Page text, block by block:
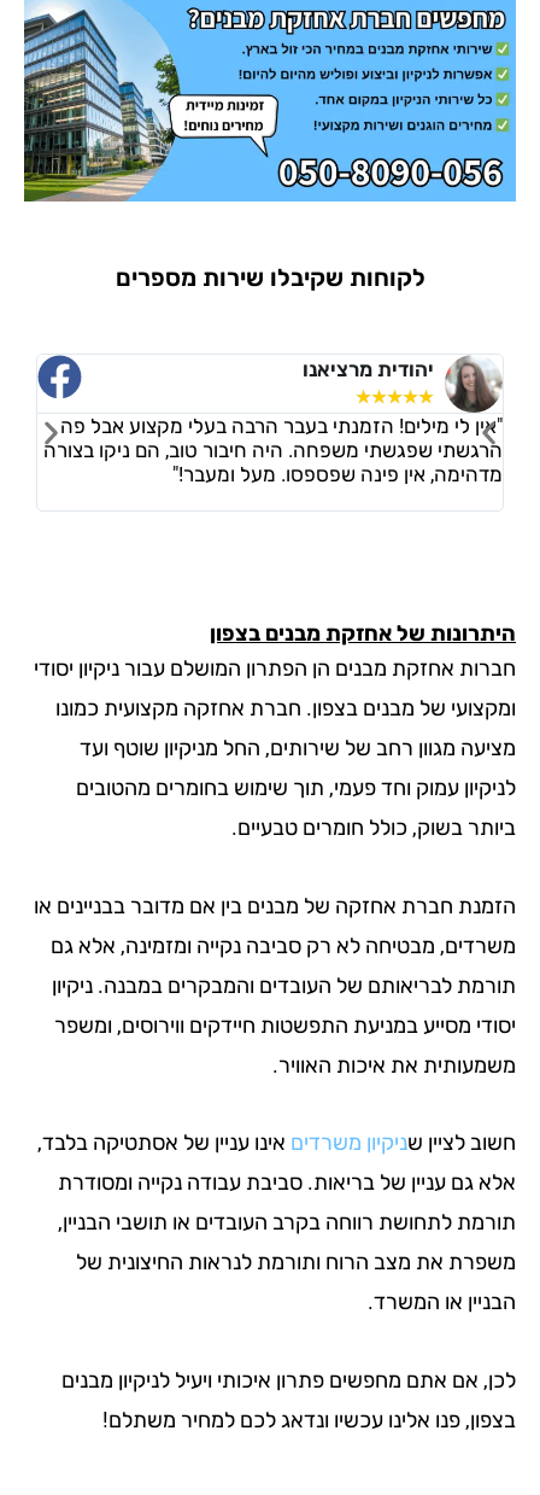
לקוחות שקיבלו שירות מספרים
יהודית מרציאנו
☆
☆
☆
☆
☆
לי מילים! הזמנתי בעבר הרבה בעלי מקצוע אבל פה
שפגשתי משפחה. היה חיבור טוב, הם ניקו בצורה
אין פינה שפספסו. מעל ומעבר!"
"אני מאוד
שלי, היה
של אחזקת מבנים בצפון
אחזקת מבנים הן הפתרון המושלם עבור ניקיון יסודי
של מבנים בצפון. חברת אחזקה מקצועית כמונו
מגוון רחב של שירותים, החל מניקיון שוטף ועד
עמוק וחד פעמי, תוך שימוש בחומרים מהטובים
בשוק, כולל חומרים טבעיים.
חברת אחזקה של מבנים בין אם מדובר בבניינים או
מבטיחה לא רק סביבה נקייה ומזמינה, אלא גם
לבריאותם של העובדים והמבקרים במבנה. ניקיון
מסייע במניעת התפשטות חיידקים ווירוסים, ומשפר
את איכות האוויר.
שניקיון משרדים אינו עניין של אסתטיקה בלבד,
עניין של בריאות. סביבת עבודה נקייה ומסודרת
לתחושת רווחה בקרב העובדים או תושבי הבניין,
את מצב הרוח ותורמת לנראות החיצונית של
או המשרד.
אתם מחפשים פתרון איכותי ויעיל לניקיון מבנים
פנו אלינו עכשיו ונדאג לכם למחיר משתלם!